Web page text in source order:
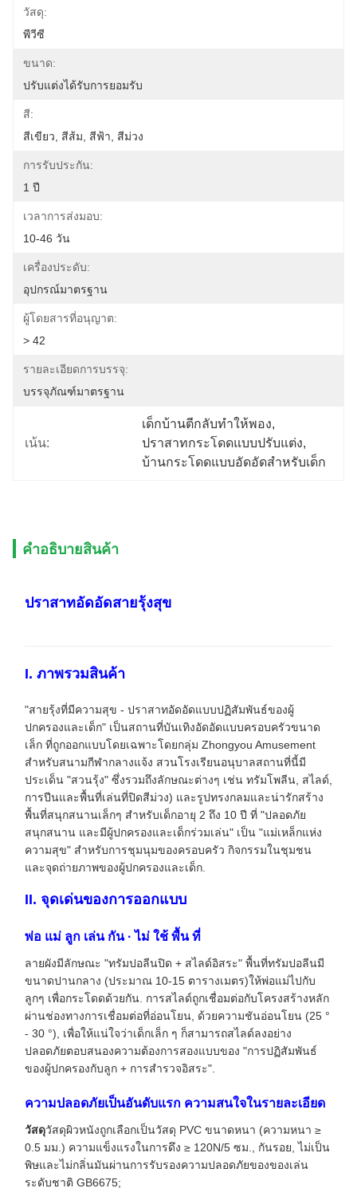
วัสดุ:
พีวีซี
ขนาด:
ปรับแต่งได้รับการยอมรับ
สี:
สีเขียว, สีส้ม, สีฟ้า, สีม่วง
การรับประกัน:
1 ปี
เวลาการส่งมอบ:
10-46 วัน
เครื่องประดับ:
อุปกรณ์มาตรฐาน
ผู้โดยสารที่อนุญาต:
> 42
รายละเอียดการบรรจุ:
บรรจุภัณฑ์มาตรฐาน
เน้น:
เด็กบ้านตีกลับทำให้พอง,
ปราสาทกระโดดแบบปรับแต่ง,
บ้านกระโดดแบบอัดอัดสําหรับเด็ก
คําอธิบายสินค้า
ปราสาทอัดอัดสายรุ้งสุข
I. ภาพรวมสินค้า
"สายรุ้งที่มีความสุข - ปราสาทอัดอัดแบบปฏิสัมพันธ์ของผู้
ปกครองและเด็ก" เป็นสถานที่บันเทิงอัดอัดแบบครอบครัวขนาด
เล็ก ที่ถูกออกแบบโดยเฉพาะโดยกลุ่ม Zhongyou Amusement
สําหรับสนามกีฬากลางแจ้ง สวนโรงเรียนอนุบาลสถานที่นี้มี
ประเด็น "สวนรุ้ง" ซึ่งรวมถึงลักษณะต่างๆ เช่น ทรัมโพลีน, สไลด์,
การปีนและพื้นที่เล่นที่ปิดสีม่วง) และรูปทรงกลมและน่ารักสร้าง
พื้นที่สนุกสนานเล็กๆ สําหรับเด็กอายุ 2 ถึง 10 ปี ที่ "ปลอดภัย
สนุกสนาน และมีผู้ปกครองและเด็กร่วมเล่น" เป็น "แม่เหล็กแห่ง
ความสุข" สําหรับการชุมนุมของครอบครัว กิจกรรมในชุมชน
และจุดถ่ายภาพของผู้ปกครองและเด็ก.
II. จุดเด่นของการออกแบบ
พ่อ แม่ ลูก เล่น กัน · ไม่ ใช้ พื้น ที่
ลายผังมีลักษณะ "ทรัมปอลีนปิด + สไลด์อิสระ" พื้นที่ทรัมปอลีนมี
ขนาดปานกลาง (ประมาณ 10-15 ตารางเมตร)ให้พ่อแม่ไปกับ
ลูกๆ เพื่อกระโดดด้วยกัน. การสไลด์ถูกเชื่อมต่อกับโครงสร้างหลัก
ผ่านช่องทางการเชื่อมต่อที่อ่อนโยน, ด้วยความชันอ่อนโยน (25 °
- 30 °), เพื่อให้แน่ใจว่าเด็กเล็ก ๆ ก็สามารถสไลด์ลงอย่าง
ปลอดภัยตอบสนองความต้องการสองแบบของ "การปฏิสัมพันธ์
ของผู้ปกครองกับลูก + การสํารวจอิสระ".
ความปลอดภัยเป็นอันดับแรก ความสนใจในรายละเอียด
วัสดุวัสดุผิวหนังถูกเลือกเป็นวัสดุ PVC ขนาดหนา (ความหนา ≥
0.5 มม.) ความแข็งแรงในการดึง ≥ 120N/5 ซม., กันรอย, ไม่เป็น
พิษและไม่กลิ่นมันผ่านการรับรองความปลอดภัยของของเล่น
ระดับชาติ GB6675;